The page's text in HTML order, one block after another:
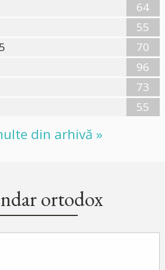
64
55
70
96
73
55
din arhivă »
ortodox